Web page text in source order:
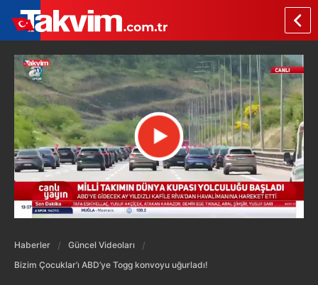
Haberler
Güncel Videoları
Bizim Çocuklar’ı ABD’ye Togg konvoyu uğurladı!